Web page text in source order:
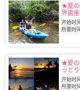
★夏の
界遺
ロー
开始时
所要时
★夏の
っと
ー★《
开始时
所要时